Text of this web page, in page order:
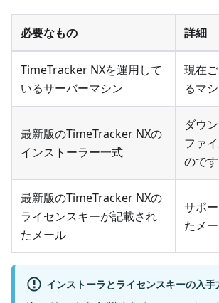
必要なもの 詳細
TimeTracker NXを運用して
いるサーバーマシン
現在
るマ
最新版のTimeTracker NXの
インストーラー一式
ダウ
ファ
のです
最新版のTimeTracker NXの
ライセンスキーが記載され
たメール
サポ
たメ
インストーラとライセンスキーの入手